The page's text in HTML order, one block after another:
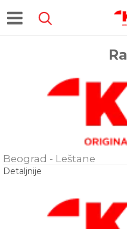
Beograd - Leštane
Detaljnije